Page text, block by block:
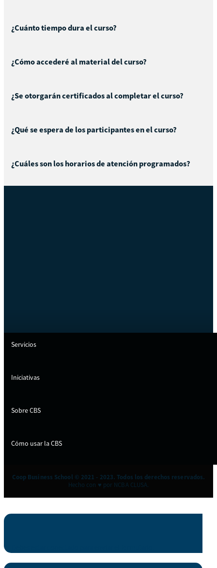
¿Cuánto tiempo dura el curso?
¿Cómo accederé al material del curso?
¿Se otorgarán certificados al completar el curso?
¿Qué se espera de los participantes en el curso?
¿Cuáles son los horarios de atención programados?
Servicios
Iniciativas
Sobre CBS
Cómo usar la CBS
Coop Business School © 2021 - 2023. Todos los derechos reservados.
Hecho con ♥ por NCBA CLUSA.